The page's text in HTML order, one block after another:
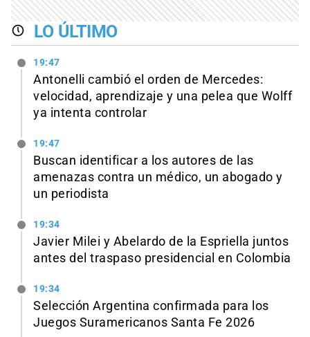
LO ÚLTIMO
19:47
Antonelli cambió el orden de Mercedes:
velocidad, aprendizaje y una pelea que Wolff
ya intenta controlar
19:47
Buscan identificar a los autores de las
amenazas contra un médico, un abogado y
un periodista
19:34
Javier Milei y Abelardo de la Espriella juntos
antes del traspaso presidencial en Colombia
19:34
Selección Argentina confirmada para los
Juegos Suramericanos Santa Fe 2026